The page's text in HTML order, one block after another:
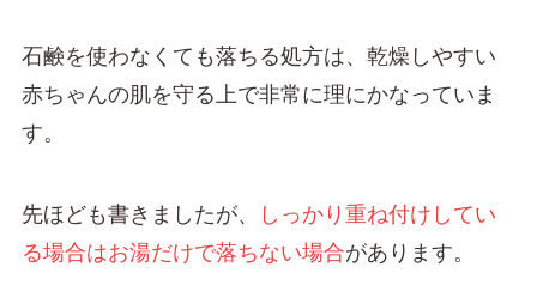
石鹸を使わなくても落ちる処方は、乾燥しやすい
赤ちゃんの肌を守る上で非常に理にかなっていま
す。
先ほども書きましたが、
しっかり重ね付けしてい
る場合はお湯だけで落ちない場合があります。